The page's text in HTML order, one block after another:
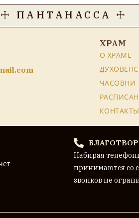
☩ ПАНТАНАССА ☩
ХРАМ
О ХРАМЕ
ЧАСОВНИ
КОНТАКТЫ
Набирая
принимаются со
звонков не